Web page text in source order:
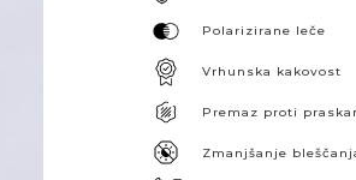
Polarizirane leče
Vrhunska kakovost
Premaz proti
Zmanjšanje